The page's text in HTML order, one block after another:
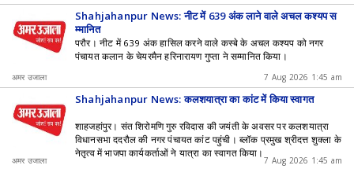
Shahjahanpur News: नीट में 639 अंक लाने वाले अचल कश्यप स
म्मानित
परौर। नीट में 639 अंक हासिल करने वाले कस्बे के अचल कश्यप को नगर
पंचायत कलान के चेयरमैन हरिनारायण गुप्ता ने सम्मानित किया।
अमर उजाला 7 Aug 2026 1:45 am
Shahjahanpur News: कलशयात्रा का कांट में किया स्वागत
शाहजहांपुर। संत शिरोमणि गुरु रविदास की जयंती के अवसर पर कलशयात्रा
विधानसभा ददरौल की नगर पंचायत कांट पहुंची। ब्लॉक प्रमुख श्रीदत्त शुक्ला के
नेतृत्व में भाजपा कार्यकर्ताओं ने यात्रा का स्वागत किया।
अमर उजाला 7 Aug 2026 1:45 am